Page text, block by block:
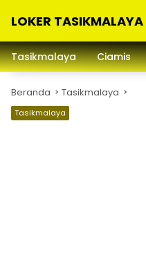
LOKER TASIKMALAYA
Lowongan
Kerja
dan
Sekitarna
Tasikmalaya Ciamis
Beranda Tasikmalaya
Tasikmalaya